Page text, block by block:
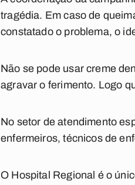
tragédia. Em caso de
constatado o problema, o
Não se pode usar creme
agravar o ferimento. Logo
No setor de atendimento
enfermeiros, técnicos de
O Hospital Regional é o